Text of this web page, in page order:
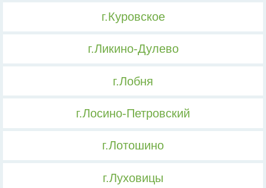
г.Куровское
г.Ликино-Дулево
г.Лобня
г.Лосино-Петровский
г.Лотошино
г.Луховицы